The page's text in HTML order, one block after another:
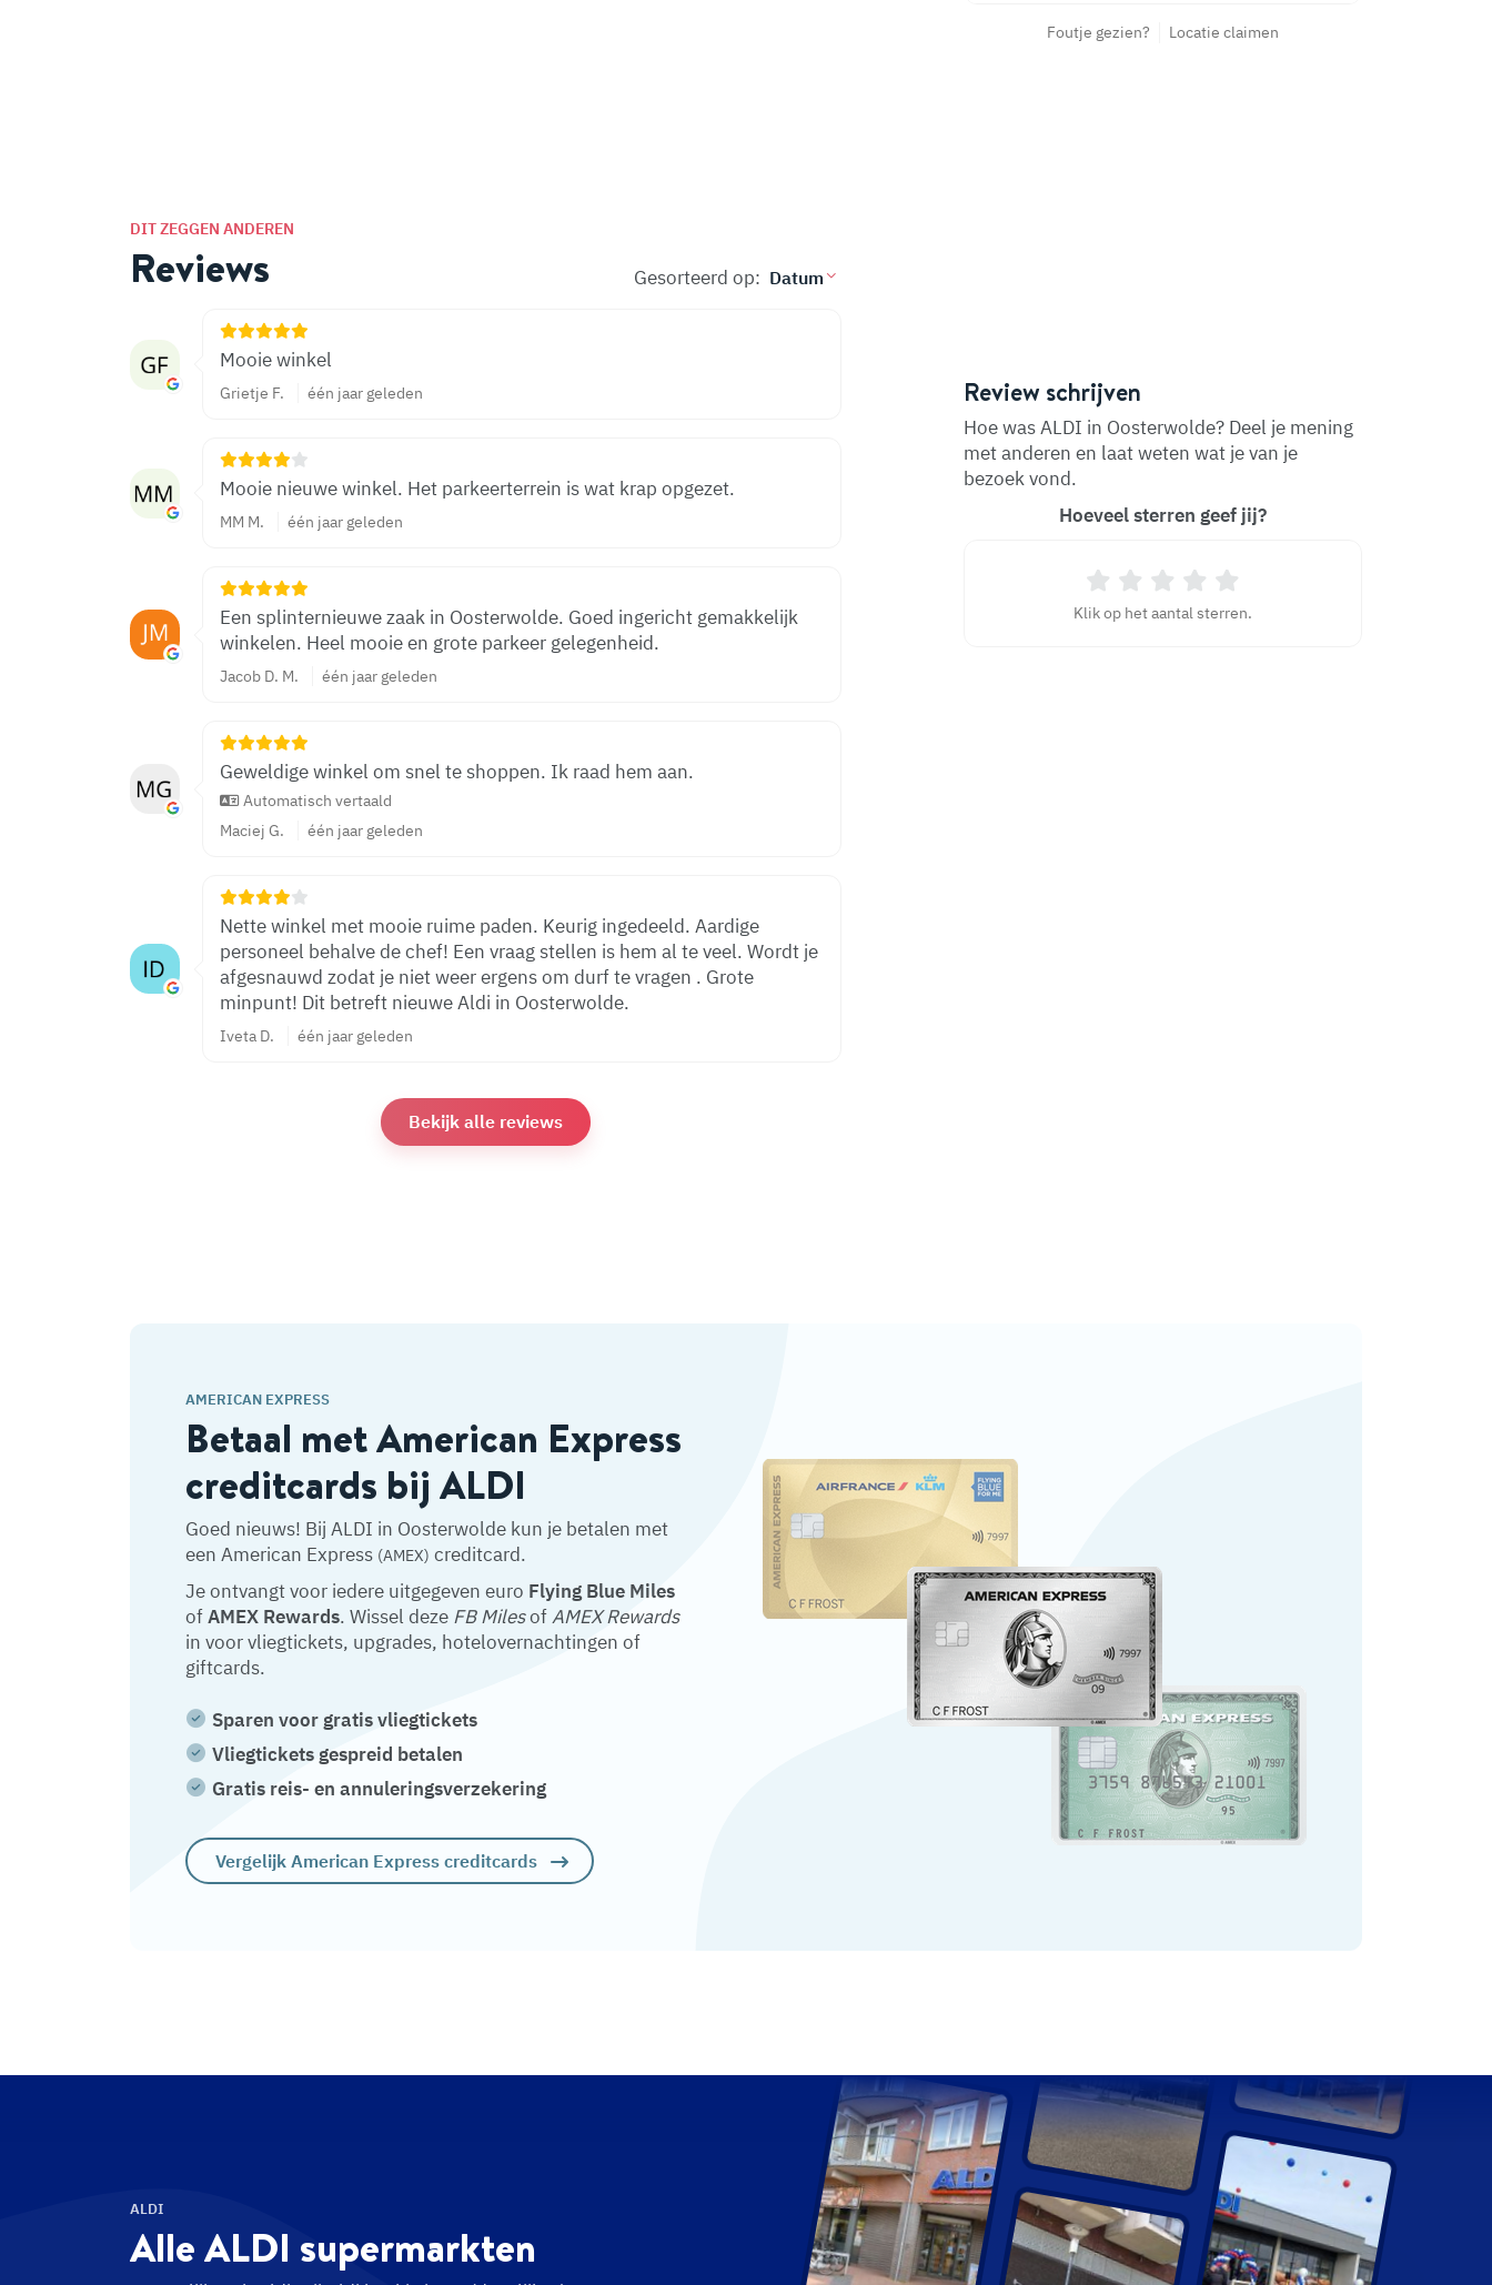
Foutje gezien? Locatie claimen
DIT ZEGGEN ANDEREN
Reviews Gesorteerd op:
Mooie winkel
Grietje F. één jaar geleden
Mooie nieuwe winkel. Het parkeerterrein is wat krap opgezet.
MM M. één jaar geleden
Een splinternieuwe zaak in Oosterwolde. Goed ingericht gemakkelijk
winkelen. Heel mooie en grote parkeer gelegenheid.
Jacob D. M. één jaar geleden
Geweldige winkel om snel te shoppen. Ik raad hem aan.
Automatisch vertaald
Maciej G.
één jaar geleden
Nette winkel met mooie ruime paden. Keurig ingedeeld. Aardige
personeel behalve de chef! Een vraag stellen is hem al te veel. Wordt je
afgesnauwd zodat je niet weer ergens om durf te vragen . Grote
minpunt! Dit betreft nieuwe Aldi in Oosterwolde.
Iveta D. één jaar geleden
Bekijk alle reviews
Review schrijven
Hoe was ALDI in Oosterwolde? Deel je mening
met anderen en laat weten wat je van je
bezoek vond.
Hoeveel sterren geef jij?
Klik op het aantal sterren.
AMERICAN EXPRESS
Betaal met American Express
creditcards bij ALDI
Goed nieuws! Bij ALDI in Oosterwolde kun je betalen met
een American Express (AMEX) creditcard.
Je ontvangt voor iedere uitgegeven euro Flying Blue Miles
ofAMEX Rewards. Wissel deze FB MilesofAMEX Rewards
in voor vliegtickets, upgrades, hotelovernachtingen of
giftcards.
Sparen voor gratis vliegtickets
Vliegtickets gespreid betalen
Gratis reis- en annuleringsverzekering
Vergelijk American Express creditcards
ALDI
Alle ALDI supermarkten